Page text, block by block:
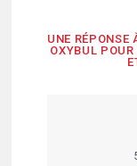
UNE RÉPONSE
OXYBUL